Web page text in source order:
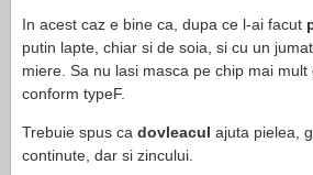
In acest caz e bine ca, dupa ce l-ai facut
putin lapte, chiar si de soia, si cu un
miere. Sa nu lasi masca pe chip mai mult
conform typeF.
Trebuie spus ca dovleacul ajuta pielea,
continute, dar si zincului.